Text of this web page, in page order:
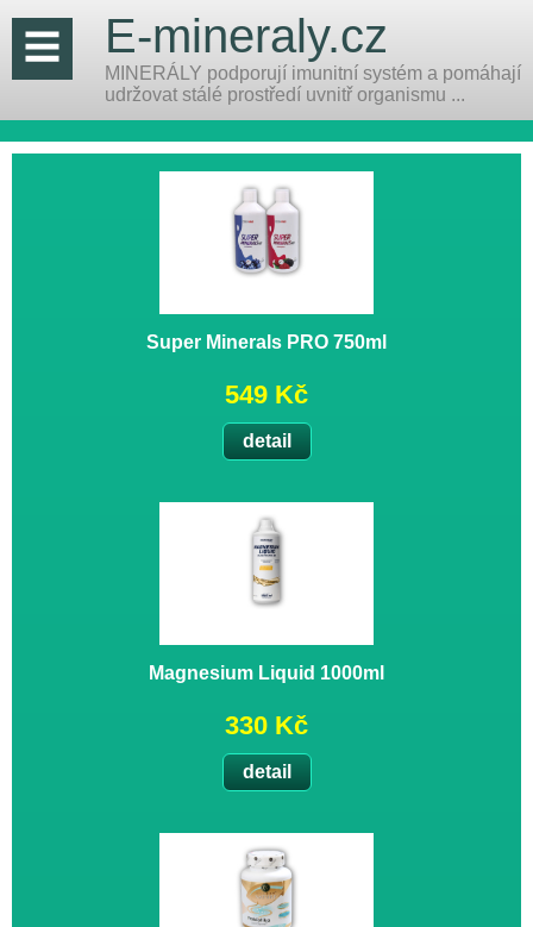
Super Minerals PRO 750ml
549 Kč
detail
Magnesium Liquid 1000ml
330 Kč
detail
E-mineraly.cz
MINERÁLY podporují imunitní systém a pomáhají
udržovat stálé prostředí uvnitř organismu ...